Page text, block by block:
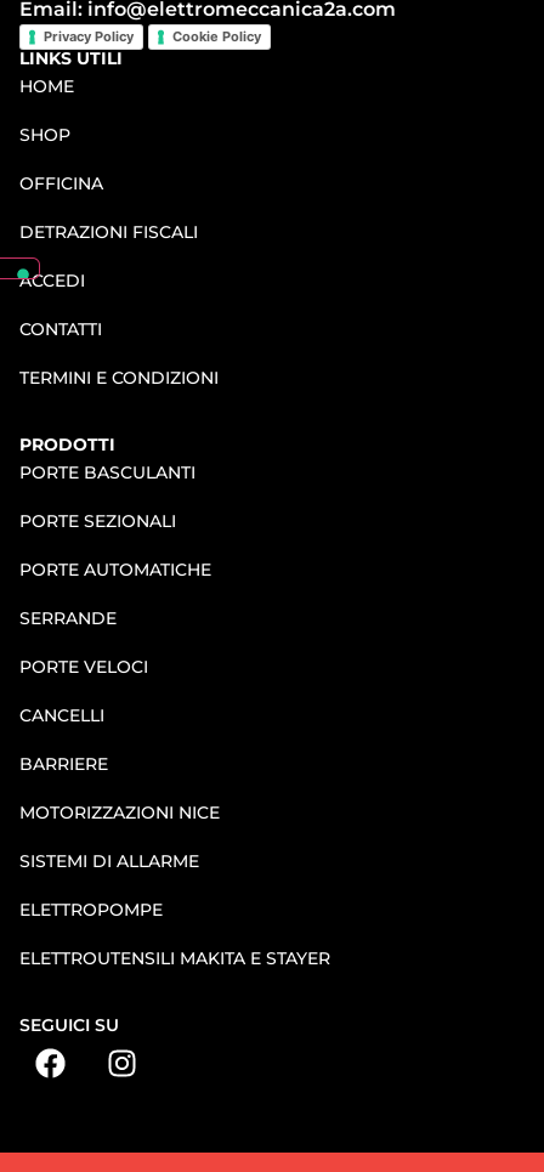
Email: info@elettromeccanica2a.com
Privacy Policy Cookie Policy
LINKS UTILI
HOME
SHOP
OFFICINA
DETRAZIONI FISCALI
ACCEDI
CONTATTI
TERMINI E CONDIZIONI
PRODOTTI
PORTE BASCULANTI
PORTE SEZIONALI
PORTE AUTOMATICHE
SERRANDE
PORTE VELOCI
CANCELLI
BARRIERE
MOTORIZZAZIONI NICE
SISTEMI DI ALLARME
ELETTROPOMPE
ELETTROUTENSILI MAKITA E STAYER
SEGUICI SU